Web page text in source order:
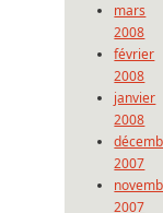
mars
2008
février
2008
janvier
2008
2007
2007